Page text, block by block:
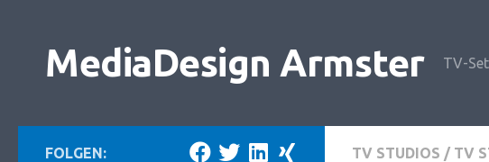
MediaDesign Armster TV-
TV STUDIOS / TV
FOLGEN: